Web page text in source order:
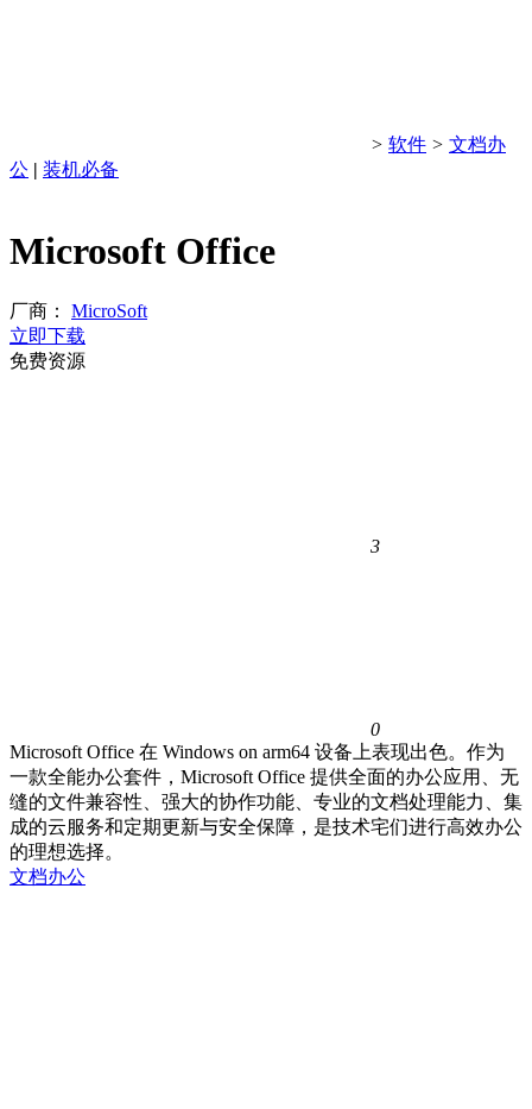
> 软件 > 文档办
公 | 装机必备
Microsoft Office
厂商：
MicroSoft
立即下载
免费资源
3
0
Microsoft Office 在 Windows on arm64 设备上表现出色。作为
一款全能办公套件，Microsoft Office 提供全面的办公应用、无
缝的文件兼容性、强大的协作功能、专业的文档处理能力、集
成的云服务和定期更新与安全保障，是技术宅们进行高效办公
的理想选择。
文档办公